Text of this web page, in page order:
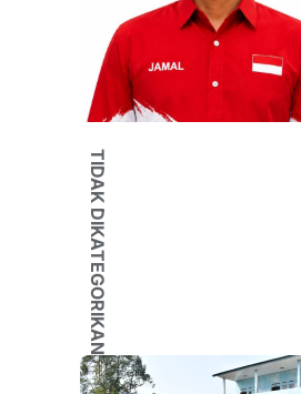
TIDAK DIKATEGORIKAN